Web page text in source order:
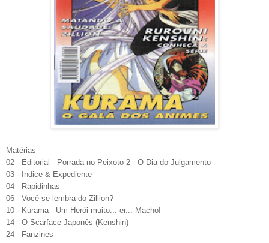
Matérias
02 - Editorial - Porrada no Peixoto 2 - O Dia do Julgamento
03 - Indice & Expediente
04 - Rapidinhas
06 - Você se lembra do Zillion?
10 - Kurama - Um Herói muito... er... Macho!
14 - O Scarface Japonês (Kenshin)
24 - Fanzines